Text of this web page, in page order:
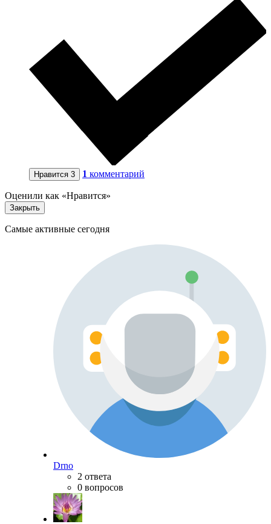
Нравится 3 1 комментарий
Оценили как «Нравится»
Закрыть
Самые активные сегодня
Drno
2 ответа
0 вопросов